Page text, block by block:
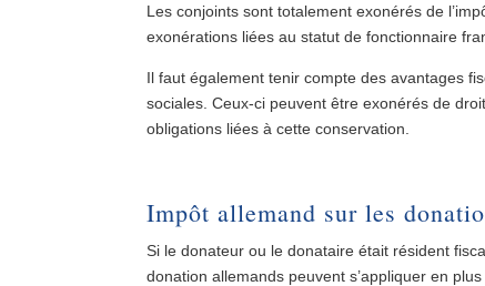
Les conjoints sont totalement exonérés de
exonérations liées au statut de fonctionnaire
Il faut également tenir compte des avantages
sociales. Ceux-ci peuvent être exonérés de
obligations liées à cette conservation.
Impôt allemand sur les
Si le donateur ou le donataire était résident
donation allemands peuvent s’appliquer en